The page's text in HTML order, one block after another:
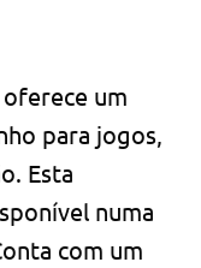
um
para jogos,
Esta
numa
com um